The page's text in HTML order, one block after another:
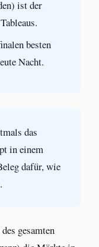
ist der
besten
Nacht.
das
in einem
dafür, wie
gesamten